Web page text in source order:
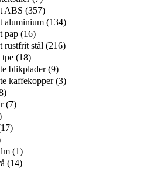
ABS (357)
aluminium (134)
pap (16)
rustfrit stål (216)
tpe (18)
blikplader (9)
kaffekopper (3)
(7)
(1)
(14)